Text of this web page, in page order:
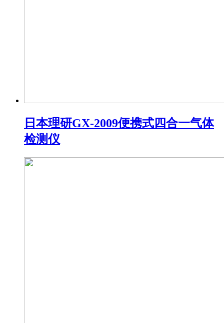
日本理研GX-2009便携式四合一气体
检测仪